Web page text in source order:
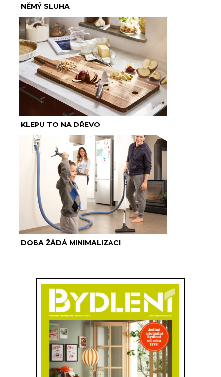
NĚMÝ SLUHA
KLEPU TO NA DŘEVO
DOBA ŽÁDÁ MINIMALIZACI